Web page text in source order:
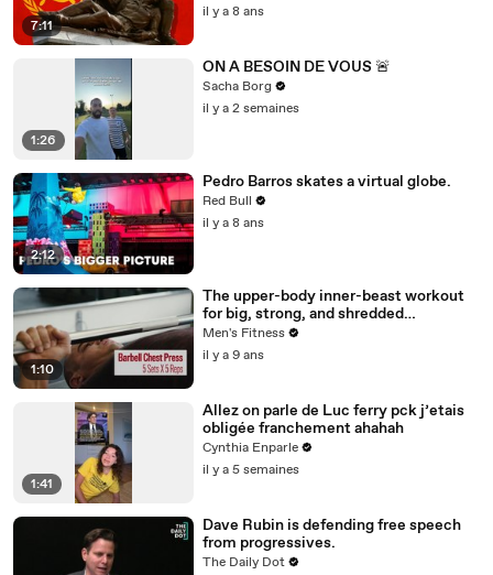
7:11
il y a 8 ans
1:26
ON A BESOIN DE VOUS 🚨
Sacha Borg
il y a 2 semaines
2:12
Pedro Barros skates a virtual globe.
Red Bull
il y a 8 ans
1:10
The upper-body inner-beast workout
for big, strong, and shredded
shoulders, pecs, and triceps
Men's Fitness
il y a 9 ans
1:41
Allez on parle de Luc ferry pck j’etais
obligée franchement ahahah
Cynthia Enparle
il y a 5 semaines
Dave Rubin is defending free speech
from progressives.
The Daily Dot